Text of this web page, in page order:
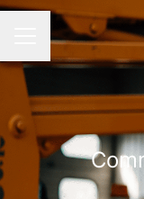
Menu carrière